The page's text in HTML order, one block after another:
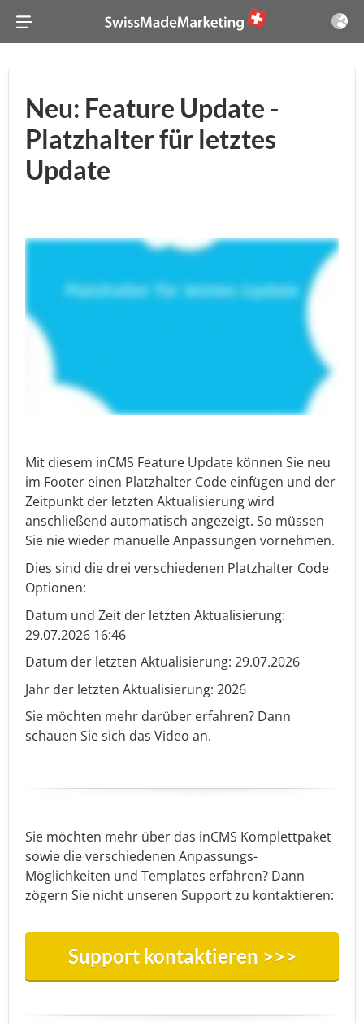
Neu: Feature Update -
Platzhalter für letztes
Update
Mit diesem inCMS Feature Update können Sie neu
im Footer einen Platzhalter Code einfügen und der
Zeitpunkt der letzten Aktualisierung wird
anschließend automatisch angezeigt. So müssen
Sie nie wieder manuelle Anpassungen vornehmen.
Dies sind die drei verschiedenen Platzhalter Code
Optionen:
Datum und Zeit der letzten Aktualisierung:
29.07.2026 16:46
Datum der letzten Aktualisierung: 29.07.2026
Jahr der letzten Aktualisierung: 2026
Sie möchten mehr darüber erfahren? Dann
schauen Sie sich das Video an.
Sie möchten mehr über das inCMS Komplettpaket
sowie die verschiedenen Anpassungs-
Möglichkeiten und Templates erfahren? Dann
zögern Sie nicht unseren Support zu kontaktieren:
Support kontaktieren >>>